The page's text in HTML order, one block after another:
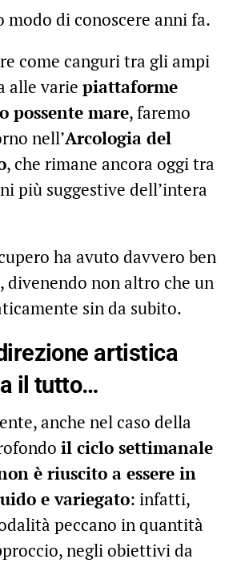
modo di conoscere anni fa.
come canguri tra gli ampi
alle varie piattaforme
possente mare, faremo
nell’Arcologia del
, che rimane ancora oggi tra
più suggestive dell’intera
ha avuto davvero ben
divenendo non altro che un
sin da subito.
artistica
il tutto…
anche nel caso della
il ciclo settimanale
è riuscito a essere in
e variegato: infatti,
peccano in quantità
negli obiettivi da